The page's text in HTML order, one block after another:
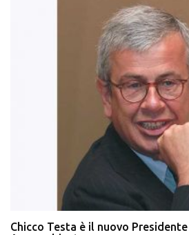
Chicco Testa è il nuovo Presidente